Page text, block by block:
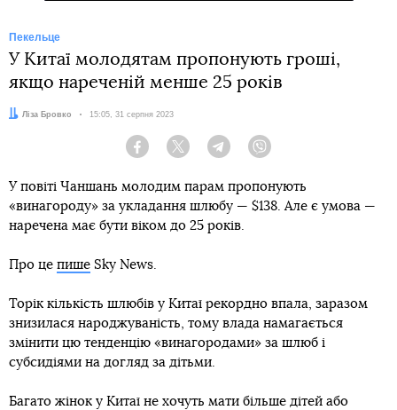
Пекельце
У Китаї молодятам пропонують гроші,
якщо нареченій менше 25 років
Автор:
Ліза Бровко Дата:
15:05, 31 серпня 2023
Facebook Twitter Telegram
У повіті Чаншань молодим парам пропонують
«винагороду» за укладання шлюбу — $138. Але є умова —
наречена має бути віком до 25 років.
Про це пише Sky News.
Торік кількість шлюбів у Китаї рекордно впала, заразом
знизилася народжуваність, тому влада намагається
змінити цю тенденцію «винагородами» за шлюб і
субсидіями на догляд за дітьми.
Багато жінок у Китаї не хочуть мати більше дітей або